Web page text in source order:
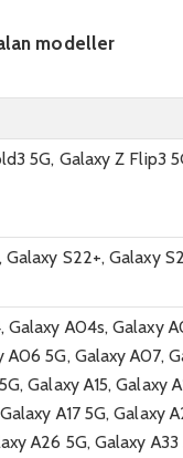
modeller
5G, Galaxy Z Flip3
Galaxy S22+, Galaxy
Galaxy A04s, Galaxy
A06 5G, Galaxy A07,
Galaxy A15, Galaxy
A17 5G, Galaxy
A26 5G, Galaxy